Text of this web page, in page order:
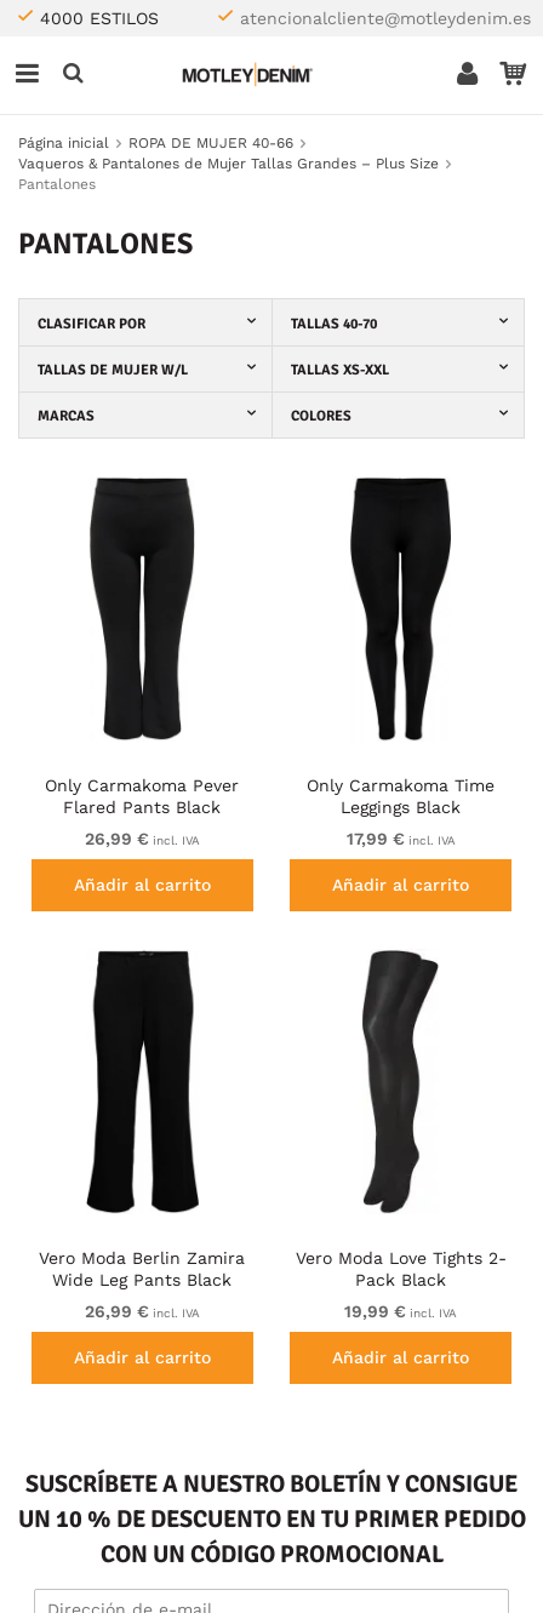
4000 ESTILOS atencionalcliente@motleydenim.es
Página inicial
ROPA DE MUJER 40-66
Vaqueros & Pantalones de Mujer Tallas Grandes – Plus Size
Pantalones
PANTALONES
CLASIFICAR POR TALLAS 40-70
TALLAS DE MUJER W/L TALLAS XS-XXL
MARCAS COLORES
Only Carmakoma Pever
Flared Pants Black
26,99 € incl. IVA
Añadir al carrito
Only Carmakoma Time
Leggings Black
17,99 € incl. IVA
Añadir al carrito
Vero Moda Berlin Zamira
Wide Leg Pants Black
26,99 € incl. IVA
Añadir al carrito
Vero Moda Love Tights 2-
Pack Black
19,99 € incl. IVA
Añadir al carrito
SUSCRÍBETE A NUESTRO BOLETÍN Y CONSIGUE
UN 10 % DE DESCUENTO EN TU PRIMER PEDIDO
CON UN CÓDIGO PROMOCIONAL